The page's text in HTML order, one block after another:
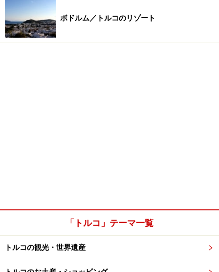
ボドルム／トルコのリゾート
「トルコ」テーマ一覧
トルコの観光・世界遺産